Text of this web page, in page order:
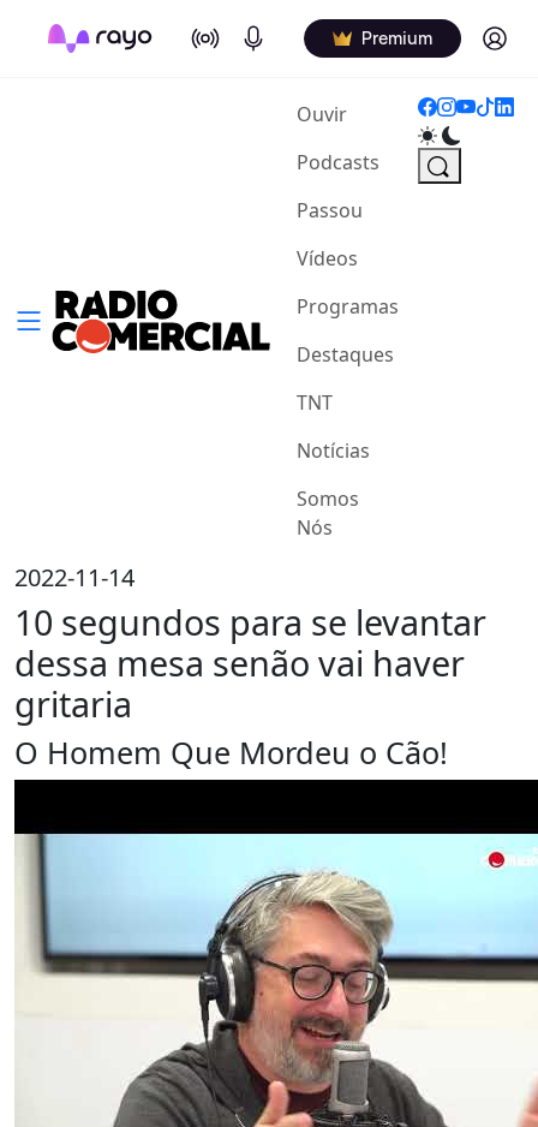
On Air Podcasts Premium Log in
Ouvir(current)
Podcasts
Passou
Vídeos
Programas
Destaques
TNT
Notícias
Somos
Nós
2022-11-14
10 segundos para se levantar
dessa mesa senão vai haver
gritaria
O Homem Que Mordeu o Cão!